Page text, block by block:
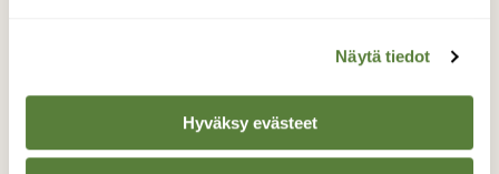
Näytä tiedot
Hyväksy evästeet
”Kolme vuotta sitten kangastalvikääriäinen oli
yleinen Punkaharjulta Kainuuseen ja niiden
toukat verottivat mustikkasadosta paikoin 20
prosenttia”, Salo kertoo.